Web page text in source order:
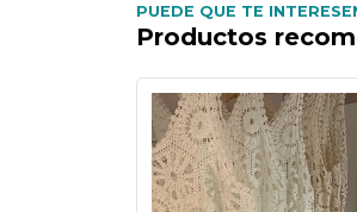
PUEDE QUE TE
Productos